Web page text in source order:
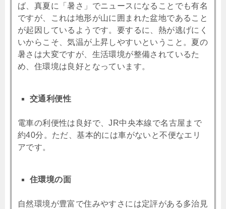
ば、真夏に「暑さ」でニュースになることでも有名
ですが、これは地形が山に囲まれた盆地であること
が起因しているようです。要するに、熱が逃げにく
いからこそ、気温が上昇しやすいということ。夏の
暑さは大変ですが、生活環境が整備されているた
め、住環境は良好となっています。
交通利便性
電車の利便性は良好で、JR中央本線で名古屋まで
約40分。ただ、基本的には車がないと不便なエリ
アです。
住環境の面
自然環境が豊富で住みやすさには定評がある多治見